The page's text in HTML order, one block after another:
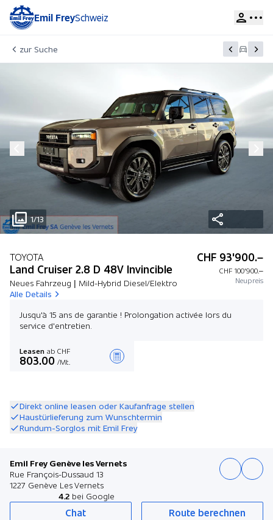
Emil FreySchweiz
zur Suche
1/13
TOYOTA
Land Cruiser 2.8 D 48V Invincible
Neues Fahrzeug | Mild-Hybrid Diesel/Elektro
Alle Details
CHF 93'900.–
CHF 100'900.–
Neupreis
Jusqu'à 15 ans de garantie ! Prolongation activée lors du
service d'entretien.
Leasen ab CHF
803.00 /Mt.
Direkt online leasen oder Kaufanfrage stellen
Haustürlieferung zum Wunschtermin
Rundum-Sorglos mit Emil Frey
Emil Frey Genève les Vernets
Rue François-Dussaud 13
1227 Genève Les Vernets
4.2 bei Google
Chat Route berechnen